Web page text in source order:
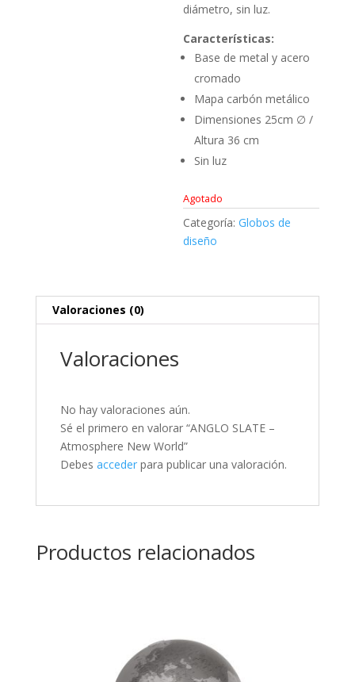
diámetro, sin luz.
Características:
Base de metal y acero
cromado
Mapa carbón metálico
Dimensiones 25cm ∅ /
Altura 36 cm
Sin luz
Agotado
Categoría:Globos de
diseño
Valoraciones (0)
Valoraciones
No hay valoraciones aún.
Sé el primero en valorar “ANGLO SLATE –
Atmosphere New World”
Debes accederpara publicar una valoración.
Productos relacionados